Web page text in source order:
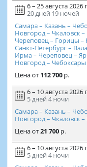
6 – 25 августа 2026
20 дней 19 ночей
Самара – Казань –
Новгород – Чкаловск
Череповец – Горицы –
Санкт-Петербург –
Ирма – Череповец –
Новгород –
Ценаот 112 700р.
6 – 10 августа 2026
5 дней 4 ночи
Самара – Казань –
Новгород – Чкаловск
Ценаот21 700р.
6 – 10 августа 2026
5 дней 4 ночи